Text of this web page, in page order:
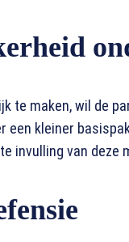
te maken, wil de
een kleiner
invulling van